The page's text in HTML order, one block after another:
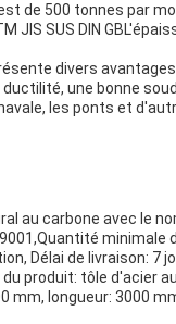
de 500 tonnes par
SUS DIN
divers
une bonne
les ponts et
au carbone avec le
minimale
Délai de livraison: 7
produit: tôle d'acier
mm, longueur: 3000